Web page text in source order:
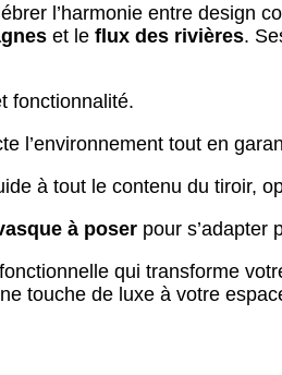
l’harmonie entre design
et le flux des rivières.
fonctionnalité.
l’environnement tout en
à tout le contenu du tiroir,
à poser pour s’adapter
qui transforme
touche de luxe à votre